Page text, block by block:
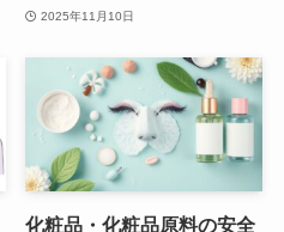
2025年11月10日
化粧品・化粧品原料の安全